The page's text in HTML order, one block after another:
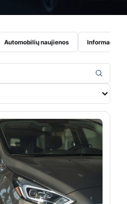
Automobilių naujienos